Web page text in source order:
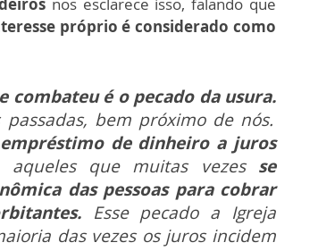
nos esclarece isso, falando que
próprio é considerado como
combateu é o pecado da usura.
bem próximo de nós.
de dinheiro a juros
aqueles que muitas vezes se
das pessoas para cobrar
Esse pecado a Igreja
das vezes os juros incidem